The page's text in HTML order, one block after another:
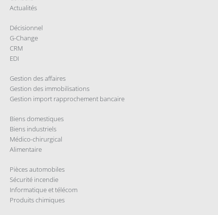
Actualités
Décisionnel
G-Change
CRM
EDI
Gestion des affaires
Gestion des immobilisations
Gestion import rapprochement bancaire
Biens domestiques
Biens industriels
Médico-chirurgical
Alimentaire
Pièces automobiles
Sécurité incendie
Informatique et télécom
Produits chimiques